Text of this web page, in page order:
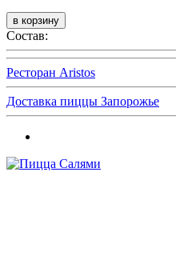
Состав:
Ресторан Aristos
Доставка пиццы Запорожье